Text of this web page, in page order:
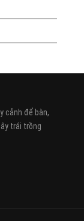
cảnh để bàn,
trái trồng